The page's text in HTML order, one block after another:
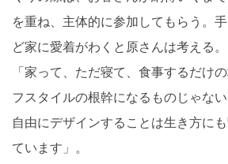
を重ね、主体的に参加してもらう。
ど家に愛着がわくと原さんは考える。
「家って、ただ寝て、食事するだけ
フスタイルの根幹になるものじゃな
自由にデザインすることは生き方に
ています」。